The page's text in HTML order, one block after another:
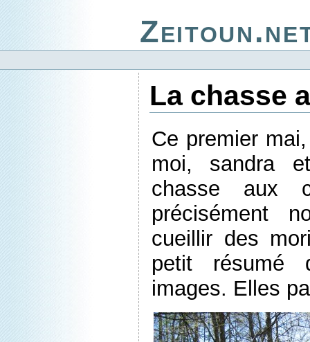
La chasse
Ce premier
moi, sandra
chasse aux
précisément
cueillir des
petit résumé
images. Elles